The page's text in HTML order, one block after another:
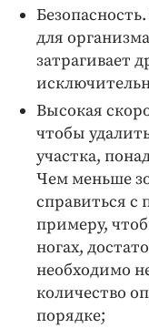
для
затрагивает
Высокая
чтобы
участка,
Чем меньше
справиться с
примеру,
ногах,
необходимо
количество
порядке;